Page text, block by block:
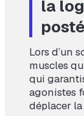
la
Lors d’un
muscles
qui
agonistes
déplacer